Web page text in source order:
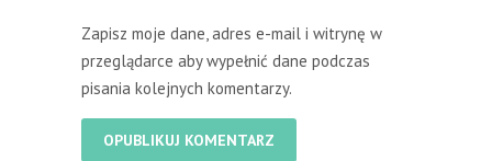
Zapisz moje dane, adres e-mail i witrynę w
przeglądarce aby wypełnić dane podczas
pisania kolejnych komentarzy.